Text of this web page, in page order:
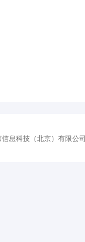
息科技（北京）有限公